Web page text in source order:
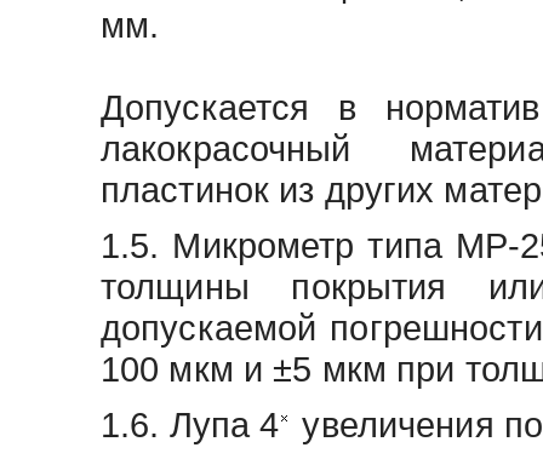
мм.
Допускается в
лакокрасочный
пластинок из других
1.5. Микрометр типа МР-
толщины покрытия
допускаемой
100 мкм и ±5 мкм при
1.6. Лупа 4 увеличения